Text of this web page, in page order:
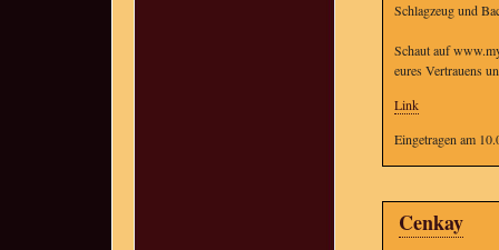
Schlagzeug und
Schaut auf
eures Vertrauens
Link
Eingetragen am
Cenkay